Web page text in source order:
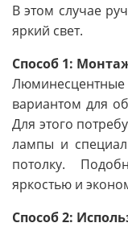
В этом случае
яркий свет.
Способ 1:
вариантом для
Для этого
лампы и
потолку.
яркостью и
Способ 2: